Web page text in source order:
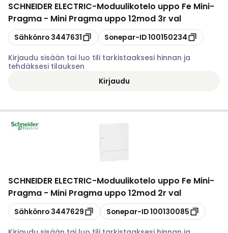
SCHNEIDER ELECTRIC-Moduulikotelo uppo Fe Mini-
Pragma - Mini Pragma uppo 12mod 3r val
Kopioi
Sähkönro 3447631 Kopioi
Sonepar-ID100150234
Kirjaudu sisään tai luo tili tarkistaaksesi hinnan ja
tehdäksesi tilauksen
Kirjaudu
SCHNEIDER ELECTRIC-Moduulikotelo uppo Fe Mini-
Pragma - Mini Pragma uppo 12mod 2r val
Kopioi
Sähkönro 3447629 Kopioi
Sonepar-ID100130085